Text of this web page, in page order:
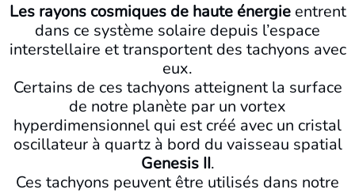
Les rayons cosmiques de haute énergieentrent
dans ce système solaire depuis l’espace
interstellaire et transportent des tachyons avec
eux.
Certains de ces tachyons atteignent la surface
de notre planète par un vortex
hyperdimensionnel qui est créé avec un cristal
oscillateur à quartz à bord du vaisseau spatial
Genesis II.
Ces tachyons peuvent être utilisés dans notre